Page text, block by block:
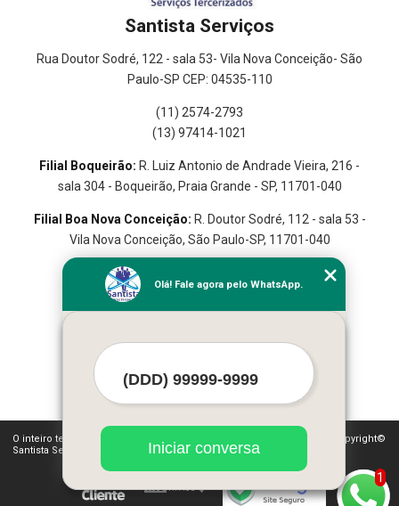
Santista Serviços
Rua Doutor Sodré, 122 - sala 53- Vila Nova Conceição- São
Paulo-SP CEP: 04535-110
(11) 2574-2793
(13) 97414-1021
Filial Boqueirão: R. Luiz Antonio de Andrade Vieira, 216 -
sala 304 - Boqueirão, Praia Grande - SP, 11701-040
Filial Boa Nova Conceição: R. Doutor Sodré, 112 - sala 53 -
Vila Nova Conceição, São Paulo-SP, 11701-040
Home
Contato
O inteiro teor deste site está sujeito à proteção de direitos autorais. Copyright©
Santista Serviços (Lei 9610 de 19/02/1998)
1
Olá! Fale agora pelo WhatsApp.
Iniciar conversa